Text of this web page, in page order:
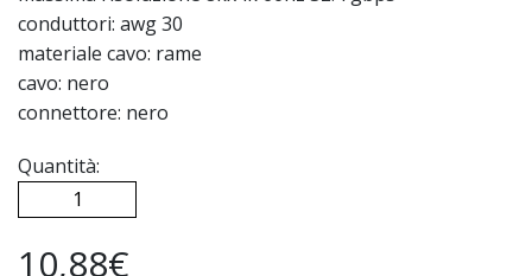
conduttori: awg 30
materiale cavo: rame
cavo: nero
connettore: nero
Quantità:
10,88€